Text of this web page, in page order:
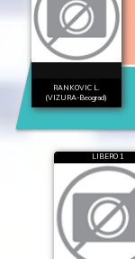
RANKOVIC L.
(VIZURA-Beograd)
LIBERO 1